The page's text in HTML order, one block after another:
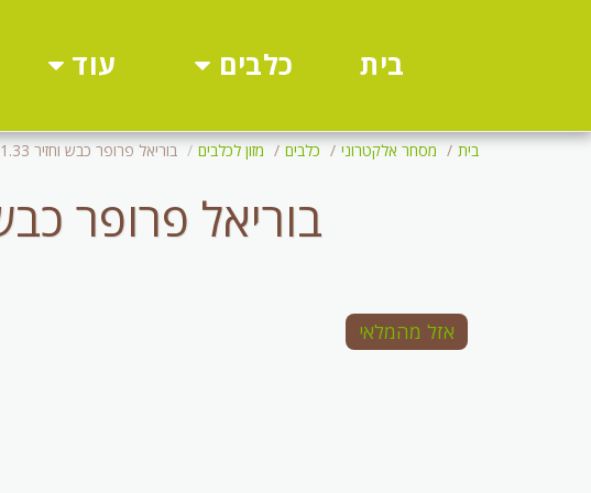
בית כלבים עוד
בית מסחר אלקטרוני כלבים מזון לכלבים בוריאל פרופר כבש וחזיר 11.33 ק"ג לכלב מגזע גדול
בוריאל פרופר כבש וחזיר 11.33 ק"ג
אזל מהמלאי